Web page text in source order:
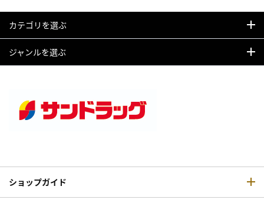
カテゴリを選ぶ
ジャンルを選ぶ
ショップガイド